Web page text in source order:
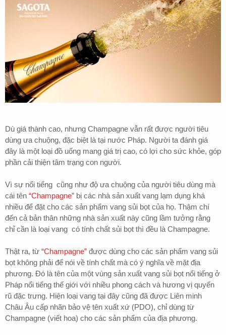
Dù giá thành cao, nhưng Champagne vẫn rất được người tiêu
dùng ưa chuộng, đặc biệt là tại nước Pháp. Người ta đánh giá
đây là một loại đồ uống mang giá trị cao, có lợi cho sức khỏe, góp
phần cải thiện tâm trạng con người.
Vì sự nổi tiếng cũng như độ ưa chuộng của người tiêu dùng mà
cái tên “Champagne” bị các nhà sản xuất vang lạm dụng khá
nhiều để đặt cho các sản phẩm vang sủi bọt của họ. Thậm chí
đến cả bản thân những nhà sản xuất này cũng lầm tưởng rằng
chỉ cần là loại vang có tính chất sủi bọt thì đều là Champagne.
Thật ra, từ “Champagne” được dùng cho các sản phẩm vang sủi
bọt không phải để nói về tính chất mà có ý nghĩa về mặt địa
phương. Đó là tên của một vùng sản xuất vang sủi bọt nổi tiếng ở
Pháp nổi tiếng thế giới với nhiều phong cách và hương vị quyến
rũ đặc trưng. Hiện loại vang tại đây cũng đã được Liên minh
Châu Âu cấp nhãn bảo vệ tên xuất xứ (PDO), chỉ dùng từ
Champagne (viết hoa) cho các sản phẩm của địa phương.